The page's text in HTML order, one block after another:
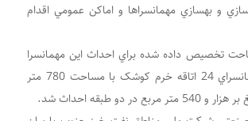
و بهسازي مهمانسراها و اماکن عمومي اقدام
تخصيص داده شده براي احداث اين مهمانسرا
عنوان داشت: مهمانسراي 24 اتاقه خرم کوشک با مساحت 780 متر
در دو طبقه احداث شد.